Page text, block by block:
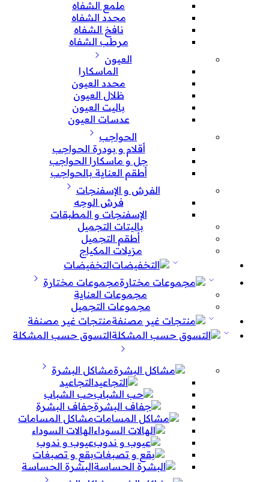
ملمع الشفاه
محدد الشفاه
نافخ الشفاه
مرطب الشفاه
العيون
الماسكارا
محدد العيون
ظلال العيون
باليت العيون
عدسات العيون
الحواجب
أقلام و بودرة الحواجب
جل و ماسكارا الحواجب
أطقم العناية بالحواجب
الفرش و الإسفنجات
فرش الوجه
الإسفنجات و المطبقات
باليتات التجميل
أطقم التجميل
مزيلات المكياج
التخفيضات
مجموعات مختارة
مجموعات العناية
مجموعات التجميل
منتجات غير مصنفة
التسوق حسب المشكلة
مشاكل البشرة
التجاعيد
حب الشباب
جفاف البشرة
مشاكل المسامات
الهالات السوداء
عيوب و ندوب
بقع و تصبغات
البشرة الحساسة